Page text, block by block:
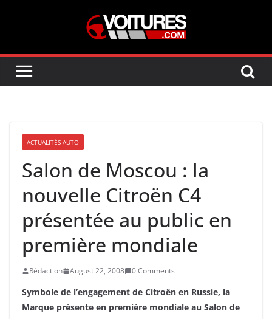
ACTUALITÉS AUTO
Salon de Moscou : la
nouvelle Citroën C4
présentée au public en
première mondiale
Rédaction August 22, 2008 0 Comments
Symbole de l’engagement de Citroën en Russie, la
Marque présente en première mondiale au Salon de